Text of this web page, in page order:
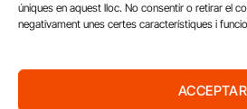
úniques en aquest lloc. No consentir o retirar el
negativament unes certes característiques i
ACCEPTAR